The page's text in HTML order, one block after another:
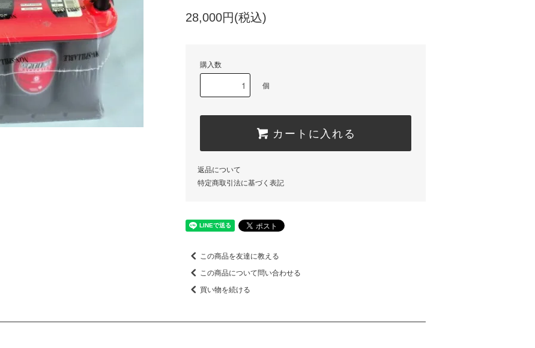
28,000円(税込)
購入数
個
カートに入れる
返品について
特定商取引法に基づく表記
この商品を友達に教える
この商品について問い合わせる
買い物を続ける